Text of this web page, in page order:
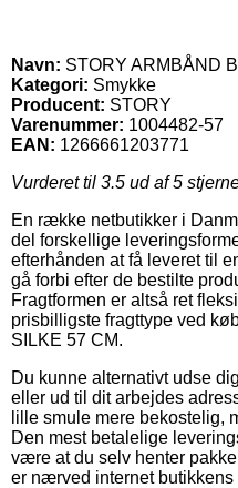
Navn: STORY ARMBÅND
Kategori: Smykke
Producent: STORY
Varenummer: 1004482-57
EAN: 1266661203771
Vurderet til 3.5 ud af 5
En række netbutikker i
del forskellige
efterhånden at få leveret til
gå forbi efter de bestilte
Fragtformen er altså ret
prisbilligste fragttype ved
SILKE 57 CM.
Du kunne alternativt udse
eller ud til dit arbejdes
lille smule mere bekostelig,
Den mest betalelige
være at du selv henter
er nærved internet butikkens